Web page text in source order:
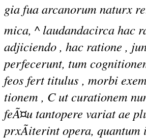
gia fua arcanorum naturx
mica, ^ laudandacirca hac
adjiciendo , hac ratione ,
perfecerunt, tum
feos fert titulus , morbi
tionem , C ut curationem
feÃ¤u tantopere variat ae
prxÃiterint opera,